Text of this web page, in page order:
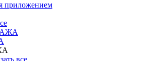
приложением